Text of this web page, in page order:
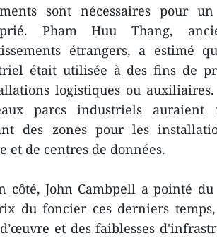
sont nécessaires pour
Pham Huu Thang,
étrangers, a
était utilisée à des fins de
logistiques ou
parcs industriels
des zones pour les
et de centres de données.
côté, John Cambpell a pointé
du foncier ces derniers
et des faiblesses